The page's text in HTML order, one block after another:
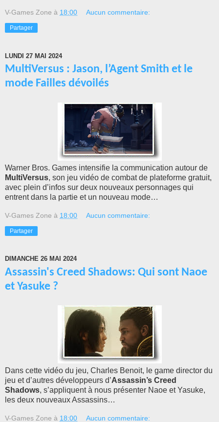
V-Games Zone à 18:00 Aucun commentaire:
Partager
LUNDI 27 MAI 2024
MultiVersus : Jason, l’Agent Smith et le
mode Failles dévoilés
Warner Bros. Games intensifie la communication autour de
MultiVersus, son jeu vidéo de combat de plateforme gratuit,
avec plein d’infos sur deux nouveaux personnages qui
entrent dans la partie et un nouveau mode…
V-Games Zone à 18:00 Aucun commentaire:
Partager
DIMANCHE 26 MAI 2024
Assassin's Creed Shadows: Qui sont Naoe
et Yasuke ?
Dans cette vidéo du jeu, Charles Benoit, le game director du
jeu et d’autres développeurs d’Assassin’s Creed
Shadows, s’appliquent à nous présenter Naoe et Yasuke,
les deux nouveaux Assassins…
V-Games Zone à 18:00 Aucun commentaire: